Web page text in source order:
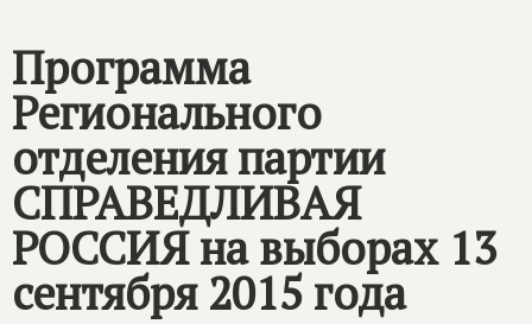
Программа
Регионального
отделения партии
СПРАВЕДЛИВАЯ
РОССИЯна выборах 13
сентября 2015 года